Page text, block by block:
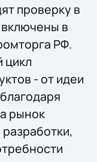
проверку в
в
РФ.
цикл
- от идеи
рынок